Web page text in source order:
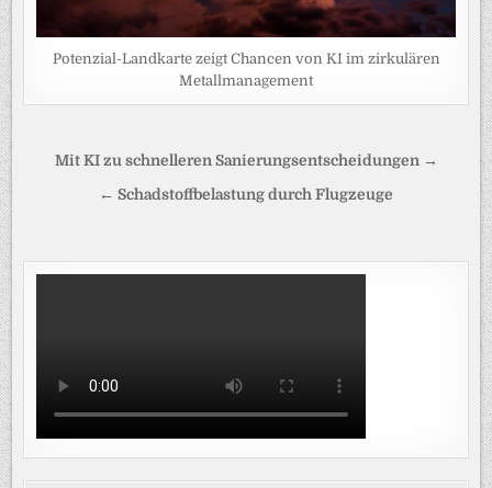
Potenzial-Landkarte zeigt Chancen von KI im zirkulären
Metallmanagement
Beitragsnavigation
Mit KI zu schnelleren Sanierungsentscheidungen →
← Schadstoffbelastung durch Flugzeuge